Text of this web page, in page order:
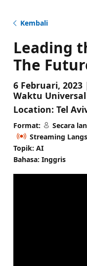
Kembali
Leading
The
6 Februari, 2023
Waktu
Location: Tel
Format:
Secara
Streaming
Topik: AI
Bahasa: Inggris